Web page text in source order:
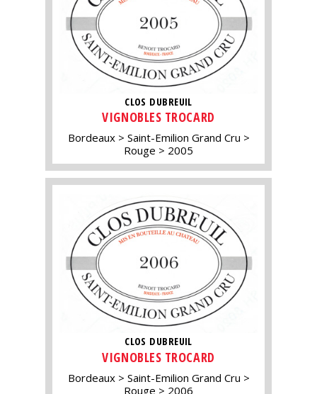
CLOS DUBREUIL
VIGNOBLES TROCARD
Bordeaux
Saint-Emilion Grand Cru
Rouge
2005
CLOS DUBREUIL
VIGNOBLES TROCARD
Bordeaux
Saint-Emilion Grand Cru
Rouge
2006